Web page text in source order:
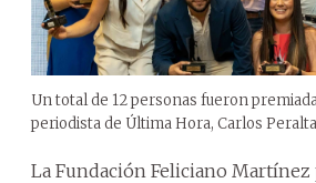
Un total de 12 personas fueron
periodista de Última Hora, Carlos
La Fundación Feliciano Martínez